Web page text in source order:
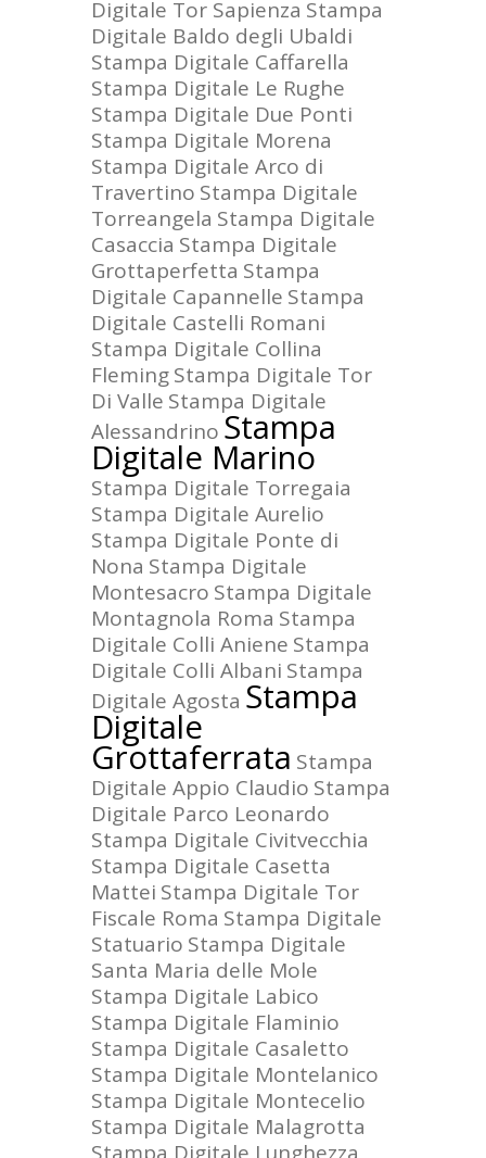
Digitale Tor Sapienza Stampa
Digitale Baldo degli Ubaldi
Stampa Digitale Caffarella
Stampa Digitale Le Rughe
Stampa Digitale Due Ponti
Stampa Digitale Morena
Stampa Digitale Arco di
Travertino Stampa Digitale
Torreangela Stampa Digitale
Casaccia Stampa Digitale
Grottaperfetta Stampa
Digitale Capannelle Stampa
Digitale Castelli Romani
Stampa Digitale Collina
FlemingStampa Digitale Tor
Di Valle Stampa Digitale
AlessandrinoStampa
Digitale Marino
Stampa Digitale Torregaia
Stampa Digitale Aurelio
Stampa Digitale Ponte di
Nona Stampa Digitale
Montesacro Stampa Digitale
Montagnola Roma Stampa
Digitale Colli Aniene Stampa
Digitale Colli Albani Stampa
Digitale Agosta Stampa
Digitale
Grottaferrata Stampa
Digitale Appio Claudio Stampa
Digitale Parco Leonardo
Stampa Digitale Civitvecchia
Stampa Digitale Casetta
Mattei Stampa Digitale Tor
Fiscale Roma Stampa Digitale
Statuario Stampa Digitale
Santa Maria delle Mole
Stampa Digitale Labico
Stampa Digitale Flaminio
Stampa Digitale Casaletto
Stampa Digitale Montelanico
Stampa Digitale Montecelio
Stampa Digitale Malagrotta